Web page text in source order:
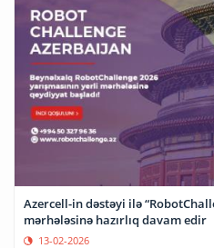
Azercell-in dəstəyi ilə
mərhələsinə hazırlıq davam edir
13-02-2026